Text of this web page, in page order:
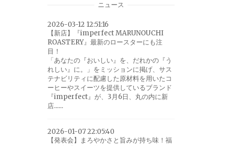
ニュース
2026-03-12 12:51:16
【新店】『imperfect MARUNOUCHI
ROASTERY』最新のロースターにも注
目！
「あなたの『おいしい』を、だれかの『う
れしい』に。」をミッションに掲げ、サス
テナビリティに配慮した原材料を用いたコ
ーヒーやスイーツを提供しているブランド
『imperfect』が、3月6日、丸の内に新
店......
2026-01-07 22:05:40
【発表会】まろやかさと旨みが持ち味！福